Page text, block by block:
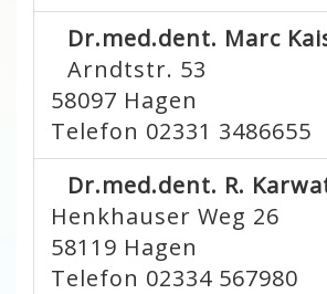
Dr.med.dent. Marc
Arndtstr. 53
58097 Hagen
Telefon 02331 3486655
Dr.med.dent. R.
Henkhauser Weg 26
58119 Hagen
Telefon 02334 567980